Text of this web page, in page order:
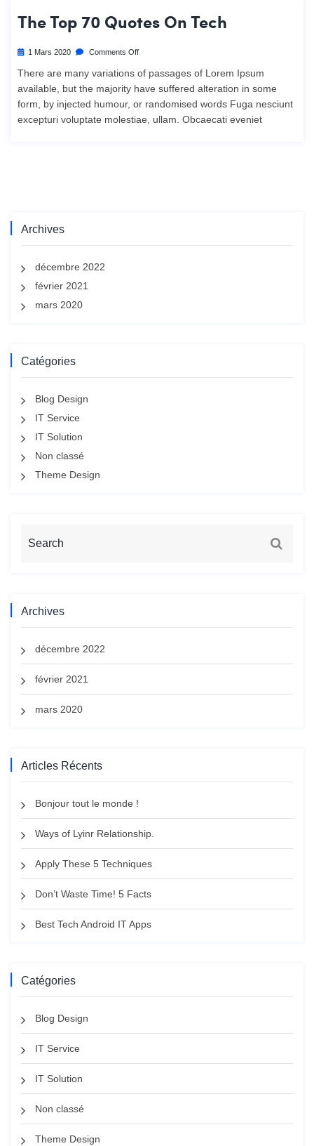
The Top 70 Quotes On Tech
1 Mars 2020 Comments Off
There are many variations of passages of Lorem Ipsum
available, but the majority have suffered alteration in some
form, by injected humour, or randomised words Fuga nesciunt
excepturi voluptate molestiae, ullam. Obcaecati eveniet
Archives
décembre 2022
février 2021
mars 2020
Catégories
Blog Design
IT Service
IT Solution
Non classé
Theme Design
Archives
décembre 2022
février 2021
mars 2020
Articles Récents
Bonjour tout le monde !
Ways of Lyinr Relationship.
Apply These 5 Techniques
Don’t Waste Time! 5 Facts
Best Tech Android IT Apps
Catégories
Blog Design
IT Service
IT Solution
Non classé
Theme Design